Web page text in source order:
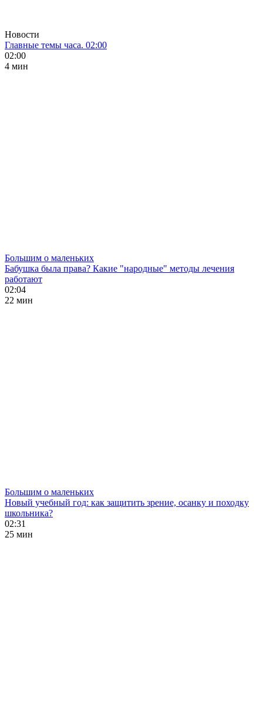
Новости
Главные темы часа. 02:00
02:00
4 мин
Большим о маленьких
Бабушка была права? Какие "народные" методы лечения
работают
02:04
22 мин
Большим о маленьких
Новый учебный год: как защитить зрение, осанку и походку
школьника?
02:31
25 мин